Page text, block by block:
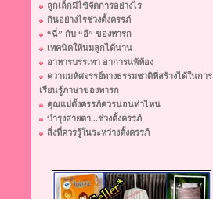
ลูกเล็กมีไข้จัดการอย่างไร
กินอย่างไรช่วงตั้งครรภ์
“ฉี่” กับ “อึ” ของทารก
เทคนิคให้นมลูกได้นาน
อาหารบรรเทา อาการแพ้ท้อง
ความมหัศจรรย์ทางธรรมชาติที่สร้างได้ในการ
เรียนรู้ภาษาของทารก
คุณแม่ตั้งครรภ์ควรนอนท่าไหน
บำรุงสายตา...ช่วงตั้งครรภ์
สิ่งที่ควรรู้ในระหว่างตั้งครรภ์